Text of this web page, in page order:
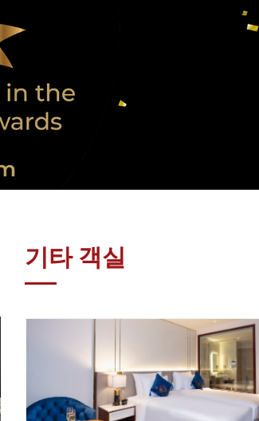
기타 객실
다. 편안한 오션톤과 클래식한 매력이 공간
놀랍도록 고요하게 만듭니다. 이 룸은 또한
팎으로 날렵한 분위기를 연출합니다.